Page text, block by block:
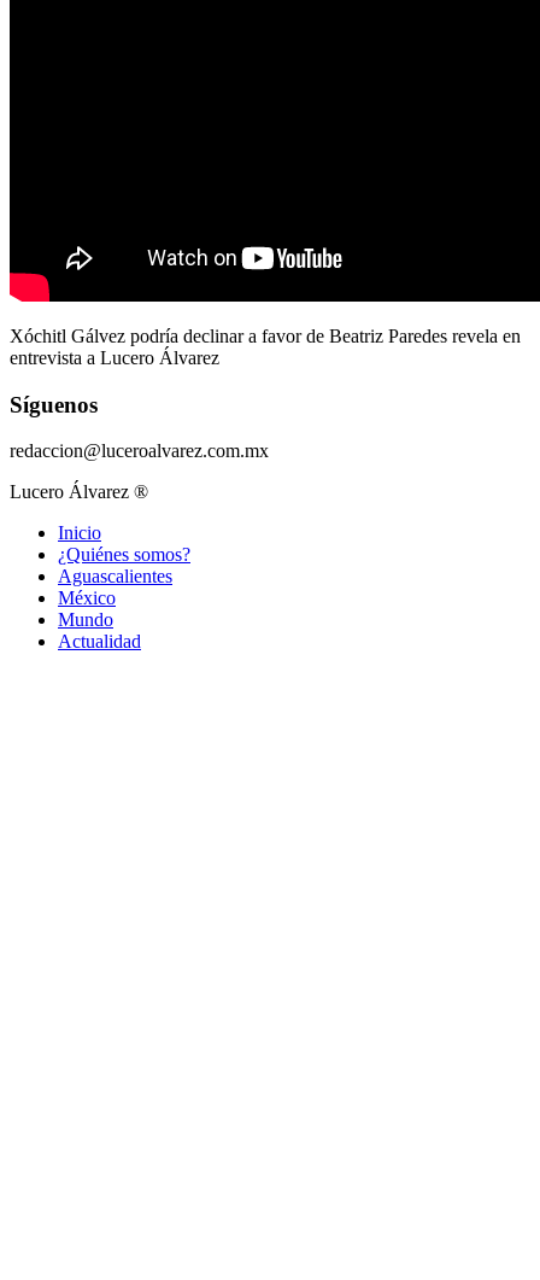
Xóchitl Gálvez podría declinar a favor de Beatriz Paredes revela en
entrevista a Lucero Álvarez
Síguenos
redaccion@luceroalvarez.com.mx
Lucero Álvarez ®
Inicio
¿Quiénes somos?
Aguascalientes
México
Mundo
Actualidad